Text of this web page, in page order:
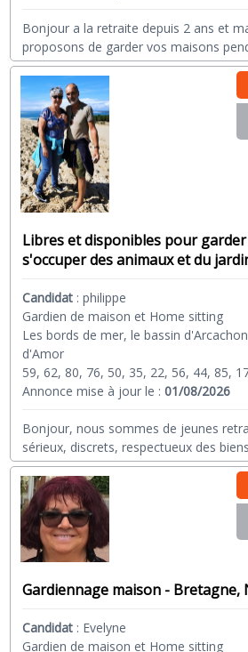
Bonjour a la retraite depuis 2 ans et
proposons de garder vos maisons
Libres et disponibles pour
s'occuper des animaux et du
Candidat :philippe
Gardien de maison et Home sitting
Les bords de mer, le bassin
d'Amor
59, 62, 80, 76, 50, 35, 22, 56, 44, 85,
Annonce mise à jour le :01/08/2026
Bonjour, nous sommes de jeunes
sérieux, discrets, respectueux des
Gardiennage maison - Bretagne,
Candidat : Evelyne
Gardien de maison et Home sitting